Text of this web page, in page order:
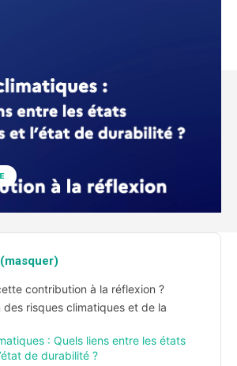
(masquer)
contribution à la réflexion ?
des risques climatiques et de la
: Quels liens entre les états
de durabilité ?